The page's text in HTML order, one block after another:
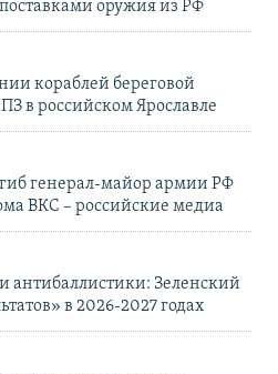
оружия из РФ
кораблей береговой
в российском Ярославле
генерал-майор армии РФ
ВКС – российские медиа
антибаллистики: Зеленский
в 2026-2027 годах